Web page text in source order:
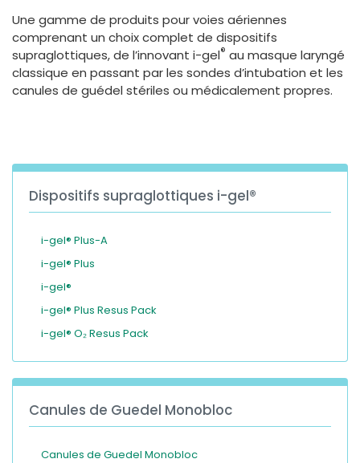
France
International English
Une gamme de produits pour voies aériennes
comprenant un choix complet de dispositifs
supraglottiques, de l’innovant i-gel® au masque laryngé
classique en passant par les sondes d’intubation et les
canules de guédel stériles ou médicalement propres.
Dispositifs supraglottiques i-gel®
i-gel® Plus-A
i-gel® Plus
i-gel®
i-gel® Plus Resus Pack
i-gel® O₂ Resus Pack
Canules de Guedel Monobloc
Canules de Guedel Monobloc